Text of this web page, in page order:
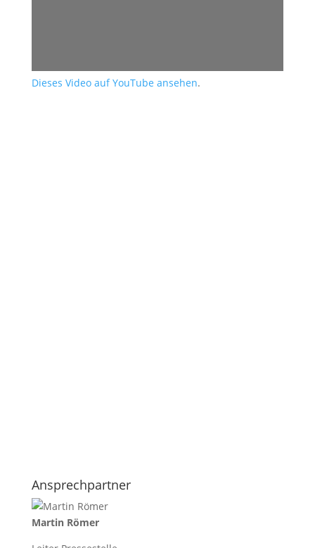
Dieses Video auf YouTube ansehen.
Ansprechpartner
Martin Römer